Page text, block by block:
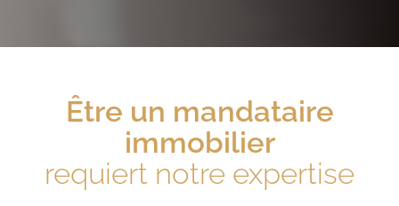
Être un mandataire
immobilier
requiert notre expertise